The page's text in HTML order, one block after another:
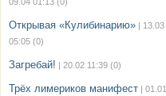
Открывая «Кулибинарию» | 13.03
05:05 (0)
Загребай! | 20.02 11:39 (0)
Трёх лимериков манифест | 01.01